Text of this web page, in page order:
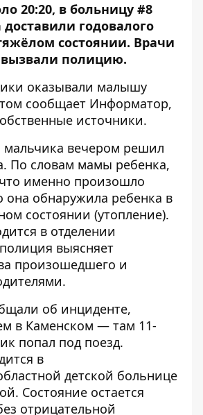
20:20, в больницу #8
доставили годовалого
состоянии. Врачи
полицию.
оказывали малышу
сообщает Информатор,
источники.
мальчика вечером решил
По словам мамы ребенка,
именно произошло
она обнаружила ребенка в
состоянии (утопление).
в отделении
выясняет
произошедшего и
об инциденте,
в Каменском — там 11-
попал под поезд.
в
детской больнице
Состояние остается
отрицательной